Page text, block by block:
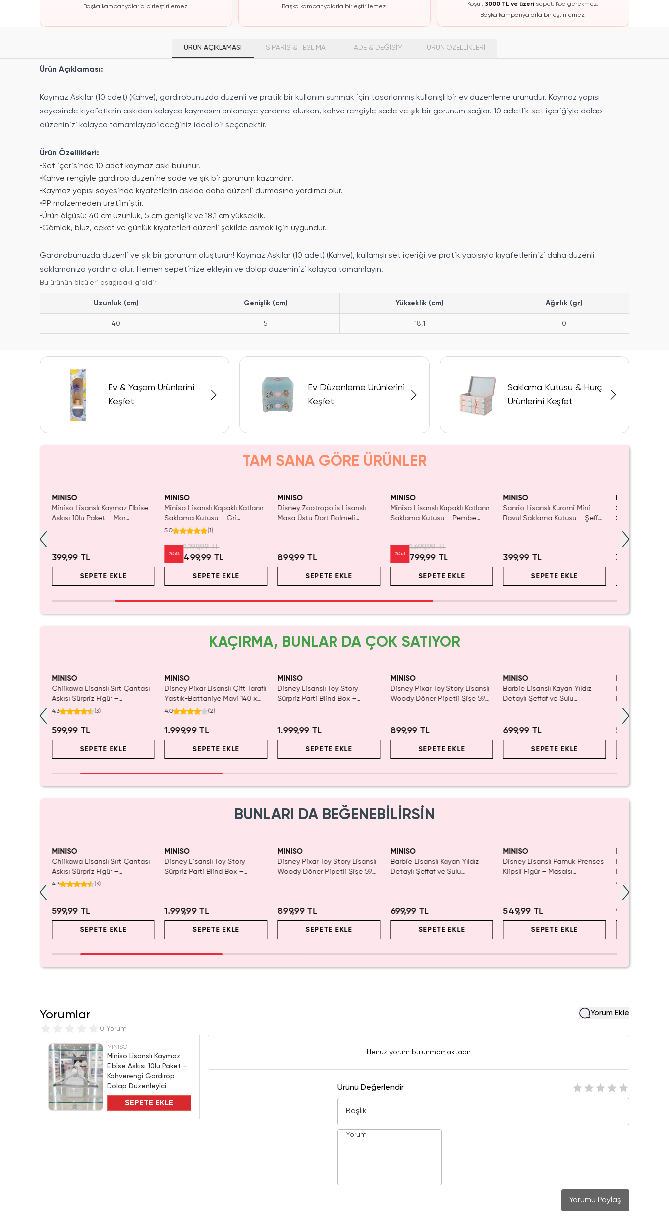
Başka kampanyalarla birleştirilemez.
Başka kampanyalarla birleştirilemez.
Koşul: 3000 TL ve üzeri sepet. Kod gerekmez.
Başka kampanyalarla birleştirilemez.
ÜRÜN AÇIKLAMASI SİPARİŞ & TESLİMAT İADE & DEĞİŞİM ÜRÜN ÖZELLIKLERI
Ürün Açıklaması:
Kaymaz Askılar (10 adet) (Kahve), gardırobunuzda düzenli ve pratik bir kullanım sunmak için tasarlanmış kullanışlı bir ev düzenleme ürünüdür. Kaymaz yapısı
sayesinde kıyafetlerin askıdan kolayca kaymasını önlemeye yardımcı olurken, kahve rengiyle sade ve şık bir görünüm sağlar. 10 adetlik set içeriğiyle dolap
düzeninizi kolayca tamamlayabileceğiniz ideal bir seçenektir.
Ürün Özellikleri:
•Set içerisinde 10 adet kaymaz askı bulunur.
•Kahve rengiyle gardırop düzenine sade ve şık bir görünüm kazandırır.
•Kaymaz yapısı sayesinde kıyafetlerin askıda daha düzenli durmasına yardımcı olur.
•PP malzemeden üretilmiştir.
•Ürün ölçüsü: 40 cm uzunluk, 5 cm genişlik ve 18,1 cm yükseklik.
•Gömlek, bluz, ceket ve günlük kıyafetleri düzenli şekilde asmak için uygundur.
Gardırobunuzda düzenli ve şık bir görünüm oluşturun! Kaymaz Askılar (10 adet) (Kahve), kullanışlı set içeriği ve pratik yapısıyla kıyafetlerinizi daha düzenli
saklamanıza yardımcı olur. Hemen sepetinize ekleyin ve dolap düzeninizi kolayca tamamlayın.
Bu ürünün ölçüleri aşağıdaki gibidir:
Uzunluk (cm) Genişlik (cm) Yükseklik (cm) Ağırlık (gr)
40 5 18,1 0
Ev & Yaşam Ürünlerini
Keşfet
Ev Düzenleme Ürünlerini
Keşfet
Saklama Kutusu & Hurç
Ürünlerini Keşfet
TAM SANA GÖRE ÜRÜNLER
12
MINISO
Miniso Lisanslı Kaymaz Elbise
Askısı 10lu Paket – Mor
399,99 TL
SEPETE EKLE
MINISO
Miniso Lisanslı Kapaklı Katlanır
Saklama Kutusu – Gri
Minimalist Desenli Eşya
5.0 (1)
%58
1.199,99 TL
499,99 TL
SEPETE EKLE
MINISO
Disney Zootropolis Lisanslı
Masa Üstü Dört Bölmeli
899,99 TL
SEPETE EKLE
MINISO
Miniso Lisanslı Kapaklı Katlanır
Saklama Kutusu – Pembe
%53
1.699,99 TL
799,99 TL
SEPETE EKLE
MINISO
Sanrio Lisanslı Kuromi Mini
Bavul Saklama Kutusu – Şeffaf
399,99 TL
SEPETE EKLE
Sanrio Lisanslı
Sepet
399,99 TL
KAÇIRMA, BUNLAR DA ÇOK SATIYOR
MINISO
Chiikawa Lisanslı Sırt Çantası
Askısı Sürpriz Figür –
Koleksiyonluk Blind Box
4.3 (3)
599,99 TL
SEPETE EKLE
MINISO
Disney Pixar Lisanslı Çift Taraflı
Yastık-Battaniye Mavi 140 x
100 Cm – 2'si 1 Arada Konfor
4.0 (2)
1.999,99 TL
SEPETE EKLE
MINISO
Disney Lisanslı Toy Story
Sürpriz Parti Blind Box –
1.999,99 TL
SEPETE EKLE
MINISO
Disney Pixar Toy Story Lisanslı
Woody Döner Pipetli Şişe 590
899,99 TL
SEPETE EKLE
MINISO
Barbie Lisanslı Kayan Yıldız
Detaylı Şeffaf ve Sulu
699,99 TL
SEPETE EKLE
Disney Lisanslı
Klipsli Figür –
Koleksiyon
549,99 TL
BUNLARI DA BEĞENEBİLİRSİN
MINISO
Chiikawa Lisanslı Sırt Çantası
Askısı Sürpriz Figür –
Koleksiyonluk Blind Box
4.3 (3)
599,99 TL
SEPETE EKLE
MINISO
Disney Lisanslı Toy Story
Sürpriz Parti Blind Box –
1.999,99 TL
SEPETE EKLE
MINISO
Disney Pixar Toy Story Lisanslı
Woody Döner Pipetli Şişe 590
899,99 TL
SEPETE EKLE
MINISO
Barbie Lisanslı Kayan Yıldız
Detaylı Şeffaf ve Sulu
699,99 TL
SEPETE EKLE
MINISO
Disney Lisanslı Pamuk Prenses
Klipsli Figür – Masalsı
549,99 TL
SEPETE EKLE
Disney Lisanslı
Blind Box –
Eğlenceli
5.0
999,99 TL
Yorumlar
0 Yorum
Yorum Ekle
MINISO
Miniso Lisanslı Kaymaz
Elbise Askısı 10lu Paket –
Kahverengi Gardırop
Dolap Düzenleyici
SEPETE EKLE
Henüz yorum bulunmamaktadır
Ürünü Değerlendir
Yorumu Paylaş